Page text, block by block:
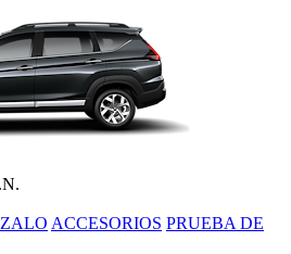
ACCESORIOS PRUEBA DE